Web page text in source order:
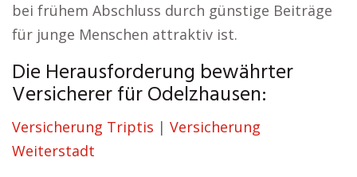
bei frühem Abschluss durch günstige Beiträge
für junge Menschen attraktiv ist.
Die Herausforderung bewährter
Versicherer für Odelzhausen:
Versicherung Triptis | Versicherung
Weiterstadt